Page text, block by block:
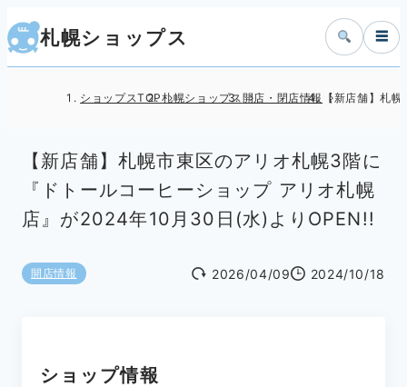
札幌ショップス ☰
ショップスTOP札幌ショップス開店・閉店情報 【新店舗】札
【新店舗】札幌市東区のアリオ札幌3階に
『ドトールコーヒーショップ アリオ札幌
店』が2024年10月30日(水)よりOPEN!!
開店情報 2026/04/09 2024/10/18
ショップ情報